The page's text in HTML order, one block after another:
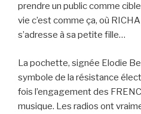
prendre un public comme
vie c’est comme ça, où
s’adresse à sa petite fille…
La pochette, signée Elodie
symbole de la résistance
fois l’engagement des
musique. Les radios ont